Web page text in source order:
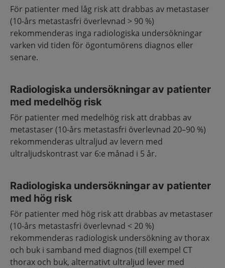
För patienter med låg risk att drabbas av metastaser
(10-års metastasfri överlevnad > 90 %)
rekommenderas inga radiologiska undersökningar
varken vid tiden för ögontumörens diagnos eller
senare.
Radiologiska undersökningar av patienter
med medelhög risk
För patienter med medelhög risk att drabbas av
metastaser (10-års metastasfri överlevnad 20–90 %)
rekommenderas ultraljud av levern med
ultraljudskontrast var 6:e månad i 5 år.
Radiologiska undersökningar av patienter
med hög risk
För patienter med hög risk att drabbas av metastaser
(10-års metastasfri överlevnad < 20 %)
rekommenderas radiologisk undersökning av thorax
och buk i samband med diagnos (till exempel CT
thorax och buk, alternativt ultraljud lever med